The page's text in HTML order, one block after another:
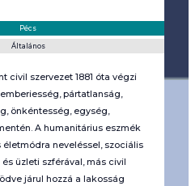
Pécs
Általános
civil szervezet 1881 óta végzi
pártatlanság,
önkéntesség, egység,
A humanitárius eszmék
neveléssel, szociális
üzleti szférával, más civil
járul hozzá a lakosság